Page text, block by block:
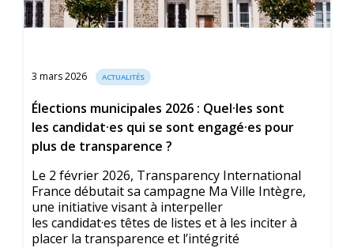
3 mars 2026 ACTUALITÉS
Élections municipales 2026 : Quel·les sont
les candidat·es qui se sont engagé·es pour
plus de transparence ?
Le 2 février 2026, Transparency International
France débutait sa campagne Ma Ville Intègre,
une initiative visant à interpeller
les candidat·es têtes de listes et à les inciter à
placer la transparence et l’intégrité